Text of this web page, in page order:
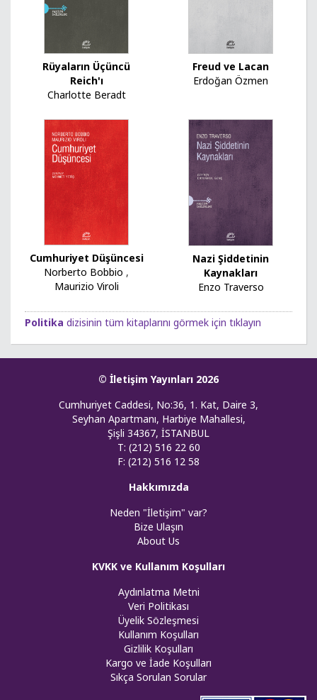
Rüyaların Üçüncü
Reich'ı
Charlotte Beradt
Freud ve Lacan
Erdoğan Özmen
Cumhuriyet Düşüncesi
Norberto Bobbio ,
Maurizio Viroli
Nazi Şiddetinin
Kaynakları
Enzo Traverso
Politika dizisinin tüm kitaplarını görmek için tıklayın
© İletişim Yayınları 2026
Cumhuriyet Caddesi, No:36, 1. Kat, Daire 3,
Seyhan Apartmanı, Harbiye Mahallesi,
Şişli 34367, İSTANBUL
T: (212) 516 22 60
F: (212) 516 12 58
Hakkımızda
Neden "İletişim" var?
Bize Ulaşın
About Us
KVKK ve Kullanım Koşulları
Aydınlatma Metni
Veri Politikası
Üyelik Sözleşmesi
Kullanım Koşulları
Gizlilik Koşulları
Kargo ve İade Koşulları
Sıkça Sorulan Sorular